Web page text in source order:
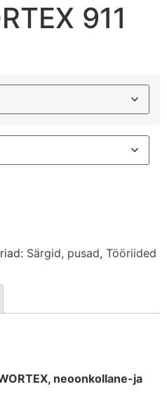
911
Särgid, pusad, Tööriided
neoonkollane-ja